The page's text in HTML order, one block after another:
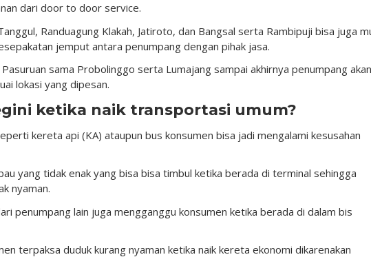
dari door to door service.
Randuagung Klakah, Jatiroto, dan Bangsal serta Rambipuji bisa juga
jemput antara penumpang dengan pihak jasa.
sama Probolinggo serta Lumajang sampai akhirnya penumpang akan
lokasi yang dipesan.
ketika naik transportasi umum?
kereta api (KA) ataupun bus konsumen bisa jadi mengalami kesusahan
yang tidak enak yang bisa bisa timbul ketika berada di terminal sehingga
nyaman.
penumpang lain juga mengganggu konsumen ketika berada di dalam bis
terpaksa duduk kurang nyaman ketika naik kereta ekonomi dikarenakan